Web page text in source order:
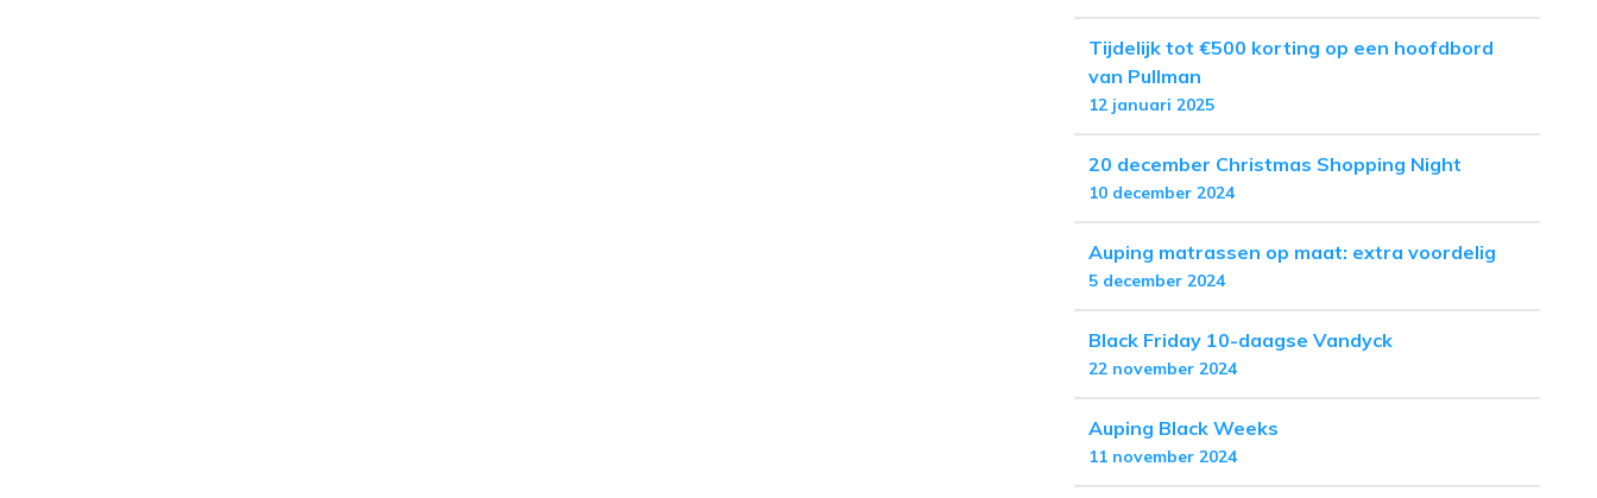
Tijdelijk tot €500 korting op een hoofdbord
van Pullman
12 januari 2025
20 december Christmas Shopping Night
10 december 2024
Auping matrassen op maat: extra voordelig
5 december 2024
Black Friday 10-daagse Vandyck
22 november 2024
Auping Black Weeks
11 november 2024